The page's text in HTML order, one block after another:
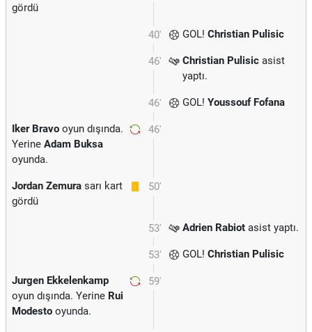
gördü
40' GOL! Christian Pulisic
46' Christian Pulisic asist
yaptı.
46' GOL! Youssouf Fofana
46'
Iker Bravo oyun dışında.
Yerine Adam Buksa
oyunda.
50'
Jordan Zemura sarı kart
gördü
53' Adrien Rabiot asist yaptı.
53' GOL! Christian Pulisic
59'
Jurgen Ekkelenkamp
oyun dışında. Yerine Rui
Modesto oyunda.